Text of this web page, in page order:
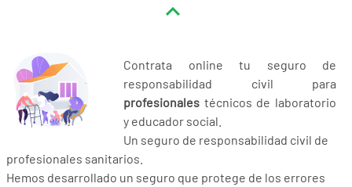
Contrata online tu seguro de
responsabilidad civil para
profesionales técnicos de laboratorio
y educador social.
Un seguro de responsabilidad civil de
profesionales sanitarios.
Hemos desarrollado un seguro que protege de los errores